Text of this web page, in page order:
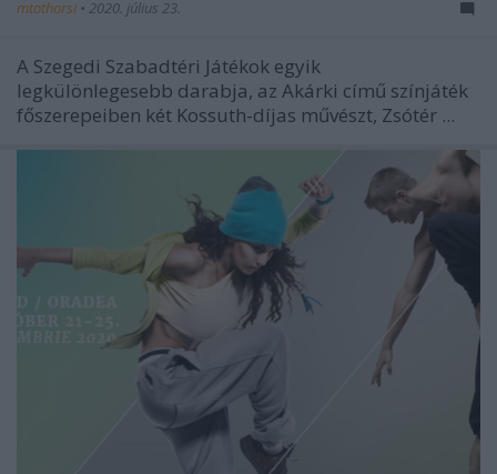
mtothorsi • 2020. július 23.
A Szegedi Szabadtéri Játékok egyik
legkülönlegesebb darabja, az Akárki című színjáték
főszerepeiben két Kossuth-díjas művészt, Zsótér ...